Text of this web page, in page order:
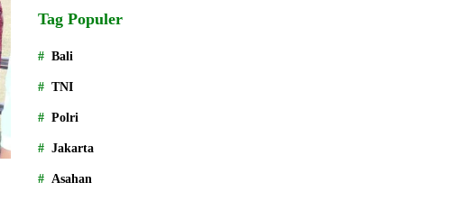
Tag Populer
Bali
TNI
Polri
Jakarta
Asahan